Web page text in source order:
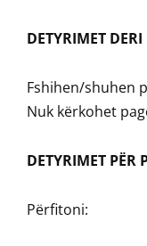
DETYRIMET
Fshihen/shuhen
Nuk kërkohet
DETYRIMET PËR
Përfitoni: